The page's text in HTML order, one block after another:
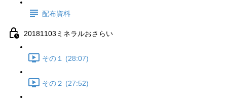
配布資料
20181103ミネラルおさらい
その１ (28:07)
その２ (27:52)